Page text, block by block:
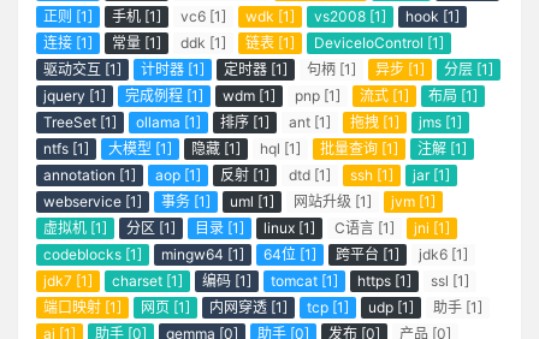
正则 [1]
手机 [1] vc6 [1] wdk [1] vs2008 [1]
hook [1]
连接 [1]
常量 [1] ddk [1] 链表 [1]
DeviceIoControl [1]
驱动交互 [1]
计时器 [1] 定时器 [1] 句柄 [1] 异步 [1]
分层 [1]
jquery [1]
完成例程 [1] wdm [1] pnp [1] 流式 [1]
布局 [1]
TreeSet [1]
ollama [1] 排序 [1] ant [1] 拖拽 [1]
jms [1]
ntfs [1]
大模型 [1] 隐藏 [1] hql [1] 批量查询 [1]
注解 [1]
annotation [1]
aop [1] 反射 [1] dtd [1] ssh [1]
jar [1]
webservice [1]
事务 [1] uml [1] 网站升级 [1]
jvm [1]
虚拟机 [1]
分区 [1] 目录 [1] linux [1] C语言 [1]
jni [1]
codeblocks [1]
mingw64 [1] 64位 [1] 跨平台 [1]
jdk6 [1]
jdk7 [1]
charset [1] 编码 [1] tomcat [1] https [1]
ssl [1]
端口映射 [1]
网页 [1] 内网穿透 [1] tcp [1] udp [1]
助手 [1]
ai [1]
助手 [0] gemma [0] 助手 [0] 发布 [0] 产品 [0]